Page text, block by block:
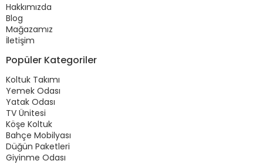
Hakkımızda
Blog
Mağazamız
İletişim
Popüler Kategoriler
Koltuk Takımı
Yemek Odası
Yatak Odası
TV Ünitesi
Köşe Koltuk
Bahçe Mobilyası
Düğün Paketleri
Giyinme Odası